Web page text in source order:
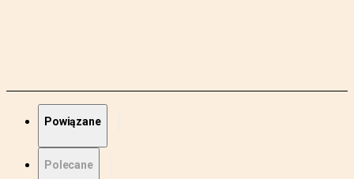
Powiązane
Polecane